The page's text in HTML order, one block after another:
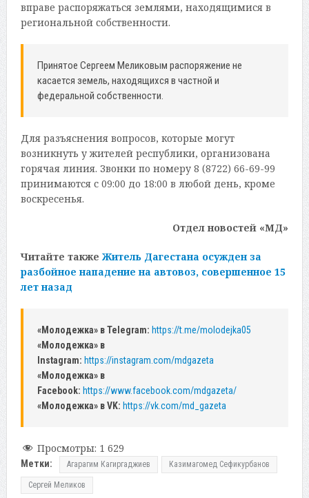
вправе распоряжаться землями, находящимися в
региональной собственности.
Принятое Сергеем Меликовым распоряжение не
касается земель, находящихся в частной и
федеральной собственности.
Для разъяснения вопросов, которые могут
возникнуть у жителей республики, организована
горячая линия. Звонки по номеру 8 (8722) 66-69-99
принимаются с 09:00 до 18:00 в любой день, кроме
воскресенья.
Отдел новостей «МД»
Читайте такжеЖитель Дагестана осужден за
разбойное нападение на автовоз, совершенное 15
лет назад
«Молодежка» в Telegram: https://t.me/molodejka05
«Молодежка» в
Instagram: https://instagram.com/mdgazeta
«Молодежка» в
Facebook: https://www.facebook.com/mdgazeta/
«Молодежка» в VK: https://vk.com/md_gazeta
Просмотры: 1 629
Метки: Агарагим Кагиргаджиев Казимагомед Сефикурбанов
Сергей Меликов